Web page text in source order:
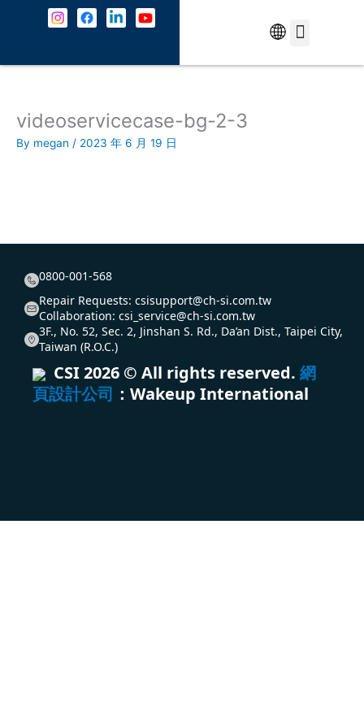
videoservicecase-bg-2-3
By megan / 2023 年 6 月 19 日
0800-001-568
Repair Requests: csisupport@ch-si.com.tw
Collaboration: csi_service@ch-si.com.tw
3F., No. 52, Sec. 2, Jinshan S. Rd., Da’an Dist., Taipei City,
Taiwan (R.O.C.)
CSI2026 © All rights reserved. 網
頁設計公司 ：Wakeup International